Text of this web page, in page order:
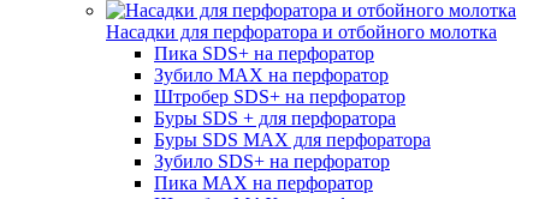
Насадки для перфоратора и отбойного молотка
Пика SDS+ на перфоратор
Зубило MAX на перфоратор
Штробер SDS+ на перфоратор
Буры SDS + для перфоратора
Буры SDS MAX для перфоратора
Зубило SDS+ на перфоратор
Пика MAX на перфоратор